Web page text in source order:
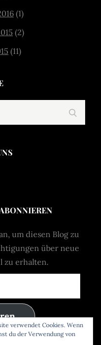
(1)
(2)
(11)
um diesen Blog zu
über neue
zu erhalten.
verwendet Cookies. Wenn
du der Verwendung von